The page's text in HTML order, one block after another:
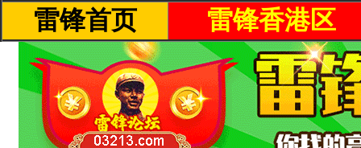
雷锋首页 雷锋香港区